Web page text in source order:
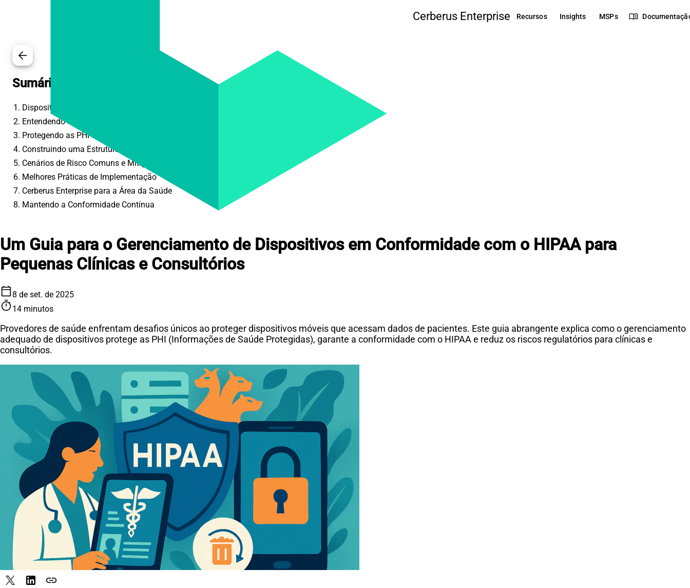
Cerberus Enterprise Recursos Insights MSPs menu_book
arrow_back
Sumário
1. Dispositivos Móveis na Saúde: Oportunidade e Risco
2. Entendendo os Requisitos do HIPAA para Dispositivos Móveis
3. Protegendo as PHI em Plataformas Móveis
4. Construindo uma Estrutura de Conformidade
5. Cenários de Risco Comuns e Mitigação
6. Melhores Práticas de Implementação
7. Cerberus Enterprise para a Área da Saúde
8. Mantendo a Conformidade Contínua
Um Guia para o Gerenciamento de Dispositivos em Conformidade com o HIPAA para
Pequenas Clínicas e Consultórios
calendar_today8 de set. de 2025
timer14 minutos
Provedores de saúde enfrentam desafios únicos ao proteger dispositivos móveis que acessam dados de pacientes. Este guia abrangente explica como o gerenciamento
adequado de dispositivos protege as PHI (Informações de Saúde Protegidas), garante a conformidade com o HIPAA e reduz os riscos regulatórios para clínicas e
consultórios.
link